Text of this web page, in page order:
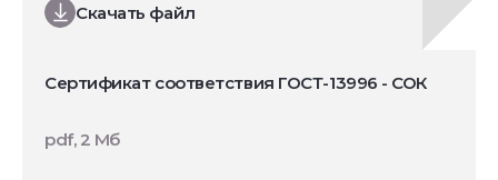
Скачать файл
Сертификат соответствия ГОСТ-13996 - СОК
pdf, 2 Мб